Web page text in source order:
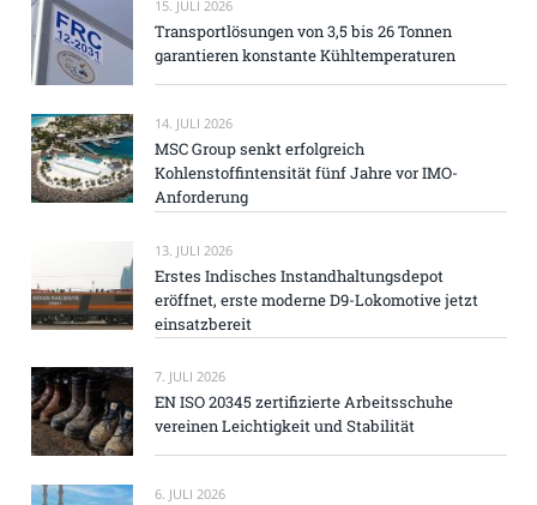
15. JULI 2026
Transportlösungen von 3,5 bis 26 Tonnen
garantieren konstante Kühltemperaturen
14. JULI 2026
MSC Group senkt erfolgreich
Kohlenstoffintensität fünf Jahre vor IMO-
Anforderung
13. JULI 2026
Erstes Indisches Instandhaltungsdepot
eröffnet, erste moderne D9-Lokomotive jetzt
einsatzbereit
7. JULI 2026
EN ISO 20345 zertifizierte Arbeitsschuhe
vereinen Leichtigkeit und Stabilität
6. JULI 2026